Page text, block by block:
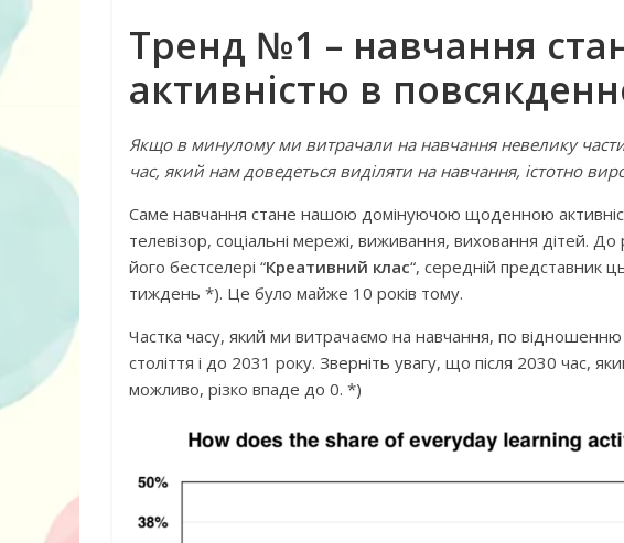
Тренд №1 – навчання
активністю в
Якщо в минулому ми витрачали на навчання невелику
час, який нам доведеться виділяти на навчання, істотно
Саме навчання стане нашою домінуючою щоденною
телевізор, соціальні мережі, виживання, виховання дітей.
його бестселері “Креативний клас“, середній представник
тиждень *). Це було майже 10 років тому.
Частка часу, який ми витрачаємо на навчання, по
століття і до 2031 року. Зверніть увагу, що після 2030 час,
можливо, різко впаде до 0. *)
дітей, що пояснюють
питання просто